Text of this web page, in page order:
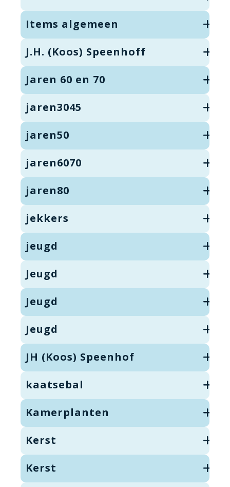
Items algemeen
J.H. (Koos) Speenhoff
Jaren 60 en 70
jaren3045
jaren50
jaren6070
jaren80
jekkers
jeugd
Jeugd
Jeugd
Jeugd
JH (Koos) Speenhof
kaatsebal
Kamerplanten
Kerst
Kerst